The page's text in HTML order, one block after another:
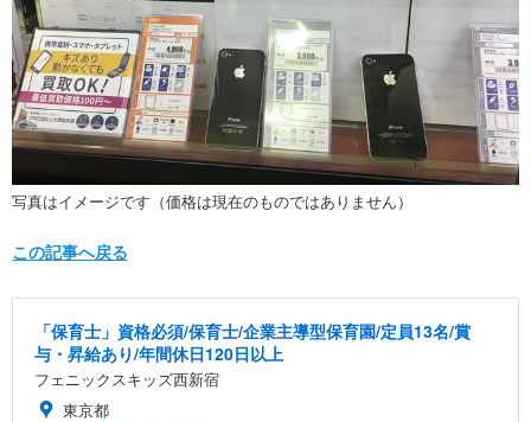
写真はイメージです（価格は現在のものではありません）
この記事へ戻る
「保育士」資格必須/保育士/企業主導型保育園/定員13名/賞
与・昇給あり/年間休日120日以上
フェニックスキッズ西新宿
東京都